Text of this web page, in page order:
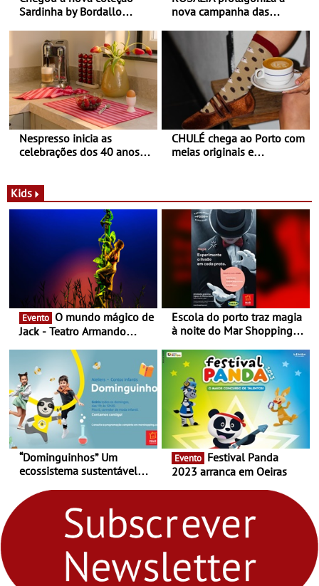
Sardinha by Bordallo
nova campanha das
Balance
Nespresso inicia as
celebrações dos 40 anos
Novas - Edição limitada
Nespresso x Torres Novas
CHULÉ chega ao Porto com
meias originais e
Shopping
Kids
Evento
Jack - Teatro Armando
Escola do porto traz magia
à noite do Mar Shopping
29 de abril, às 21h00
“Dominguinhos” Um
ecossistema sustentável
fores - Atelier de Educação
Ambiental nos
“Dominguinhos” de 23 de
Evento
2023 arranca em Oeiras